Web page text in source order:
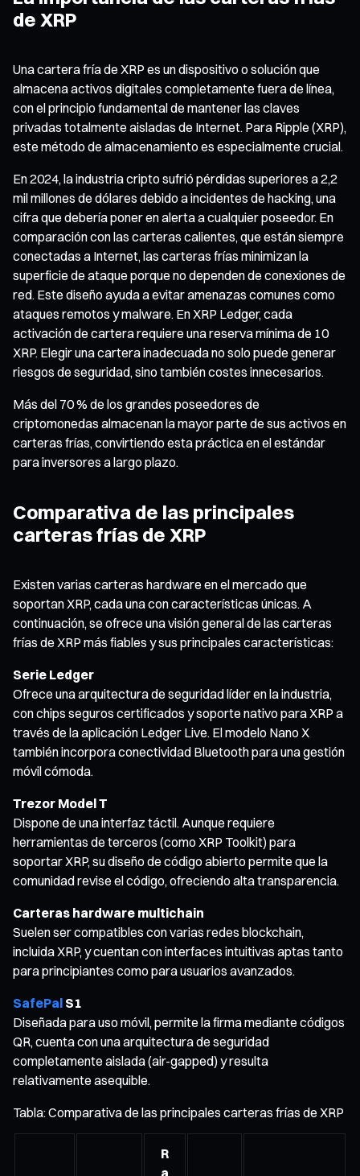
de XRP
Una cartera fría de XRP es un dispositivo o solución que
almacena activos digitales completamente fuera de línea,
con el principio fundamental de mantener las claves
privadas totalmente aisladas de Internet. Para Ripple (XRP),
este método de almacenamiento es especialmente crucial.
En 2024, la industria cripto sufrió pérdidas superiores a 2,2
mil millones de dólares debido a incidentes de hacking, una
cifra que debería poner en alerta a cualquier poseedor. En
comparación con las carteras calientes, que están siempre
conectadas a Internet, las carteras frías minimizan la
superficie de ataque porque no dependen de conexiones de
red. Este diseño ayuda a evitar amenazas comunes como
ataques remotos y malware. En XRP Ledger, cada
activación de cartera requiere una reserva mínima de 10
XRP. Elegir una cartera inadecuada no solo puede generar
riesgos de seguridad, sino también costes innecesarios.
Más del 70 % de los grandes poseedores de
criptomonedas almacenan la mayor parte de sus activos en
carteras frías, convirtiendo esta práctica en el estándar
para inversores a largo plazo.
Comparativa de las principales
carteras frías de XRP
Existen varias carteras hardware en el mercado que
soportan XRP, cada una con características únicas. A
continuación, se ofrece una visión general de las carteras
frías de XRP más fiables y sus principales características:
Serie Ledger
Ofrece una arquitectura de seguridad líder en la industria,
con chips seguros certificados y soporte nativo para XRP a
través de la aplicación Ledger Live. El modelo Nano X
también incorpora conectividad Bluetooth para una gestión
móvil cómoda.
Trezor Model T
Dispone de una interfaz táctil. Aunque requiere
herramientas de terceros (como XRP Toolkit) para
soportar XRP, su diseño de código abierto permite que la
comunidad revise el código, ofreciendo alta transparencia.
Carteras hardware multichain
Suelen ser compatibles con varias redes blockchain,
incluida XRP, y cuentan con interfaces intuitivas aptas tanto
para principiantes como para usuarios avanzados.
SafePal S1
Diseñada para uso móvil, permite la firma mediante códigos
QR, cuenta con una arquitectura de seguridad
completamente aislada (air-gapped) y resulta
relativamente asequible.
Tabla: Comparativa de las principales carteras frías de XRP
R
a